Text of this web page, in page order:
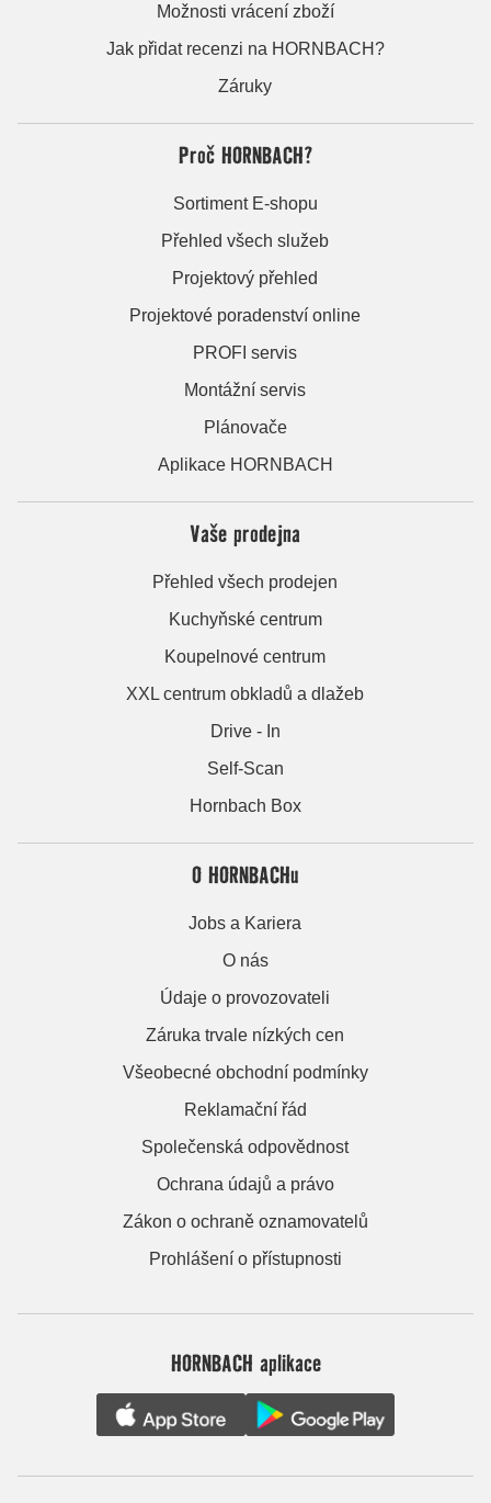
Možnosti vrácení zboží
Jak přidat recenzi na HORNBACH?
Záruky
Proč HORNBACH?
Sortiment E-shopu
Přehled všech služeb
Projektový přehled
Projektové poradenství online
PROFI servis
Montážní servis
Plánovače
Aplikace HORNBACH
Vaše prodejna
Přehled všech prodejen
Kuchyňské centrum
Koupelnové centrum
XXL centrum obkladů a dlažeb
Drive - In
Self-Scan
Hornbach Box
O HORNBACHu
Jobs a Kariera
O nás
Údaje o provozovateli
Záruka trvale nízkých cen
Všeobecné obchodní podmínky
Reklamační řád
Společenská odpovědnost
Ochrana údajů a právo
Zákon o ochraně oznamovatelů
Prohlášení o přístupnosti
HORNBACH aplikace